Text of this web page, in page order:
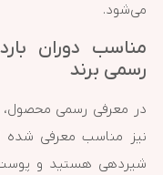
می‌شود.
مناسب دوران
رسمی برند
نیز مناسب معرفی شده
شیردهی هستید و